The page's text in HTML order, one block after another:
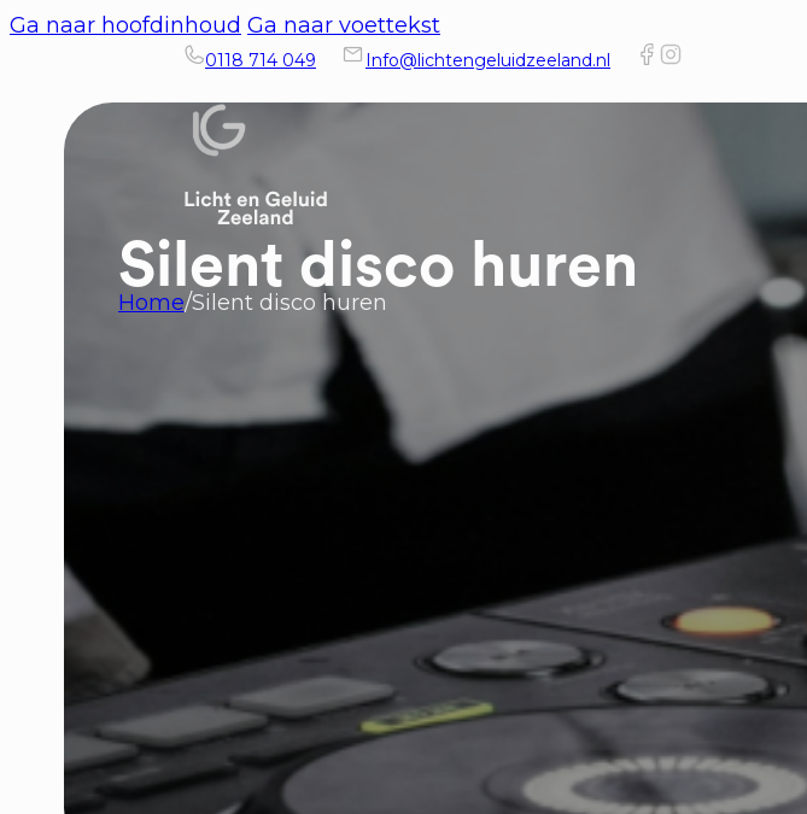
Ga naar hoofdinhoud Ga naar voettekst
0118 714 049 Info@lichtengeluidzeeland.nl
Silent disco huren
Home/Silent disco huren